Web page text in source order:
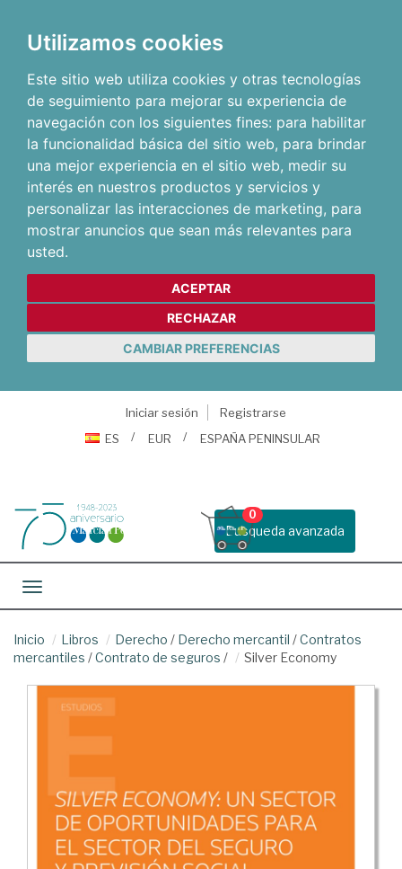
Utilizamos cookies
Este sitio web utiliza cookies y otras tecnologías
de seguimiento para mejorar su experiencia de
navegación con los siguientes fines: para habilitar
la funcionalidad básica del sitio web, para brindar
una mejor experiencia en el sitio web, medir su
interés en nuestros productos y servicios y
personalizar las interacciones de marketing, para
mostrar anuncios que sean más relevantes para
usted.
ACEPTAR
RECHAZAR
CAMBIAR PREFERENCIAS
Iniciar sesión
Registrarse
ES
EUR ESPAÑA PENINSULAR
Busqueda avanzada
0
Toggle navigation
Inicio Libros Derecho / Derecho mercantil /Contratos
mercantiles /Contrato de seguros / Silver Economy